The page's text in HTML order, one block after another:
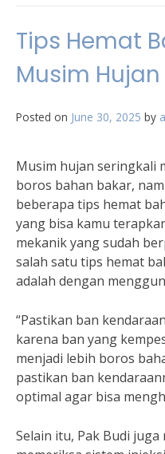
Tips Hemat
Musim Hujan
Posted on June 30, 2025 by
Musim hujan seringkali
boros bahan bakar,
beberapa tips hemat
yang bisa kamu
mekanik yang sudah
salah satu tips hemat
adalah dengan
“Pastikan ban
karena ban yang
menjadi lebih boros
pastikan ban
optimal agar bisa
Selain itu, Pak Budi